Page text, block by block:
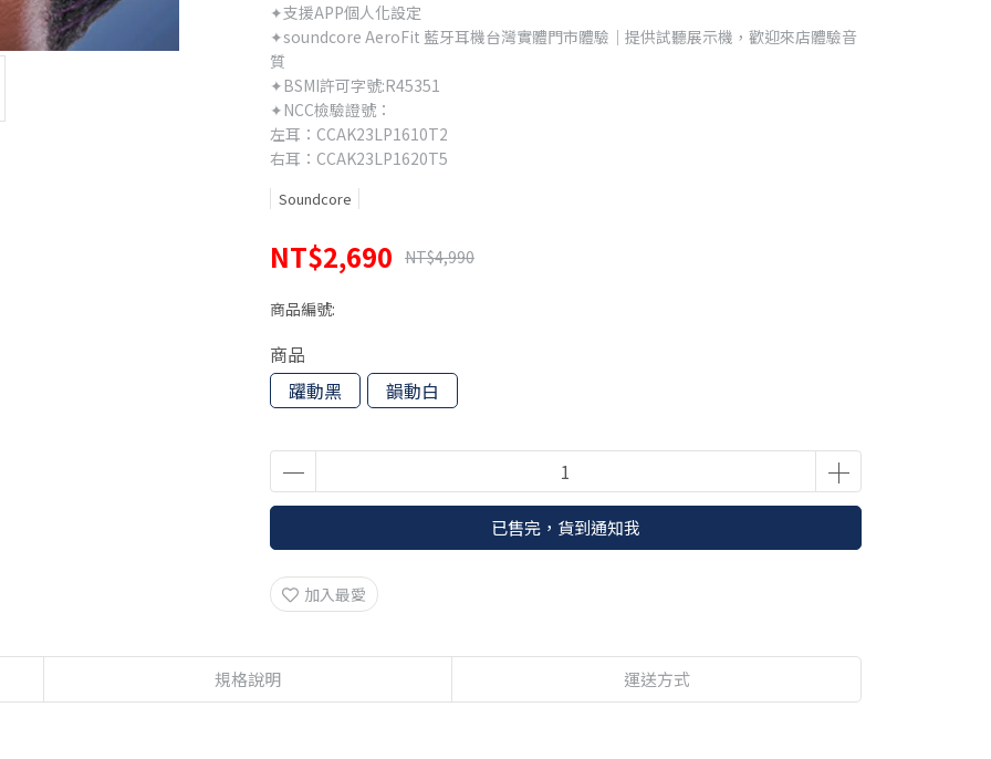
✦支援APP個人化設定
✦soundcore AeroFit 藍牙耳機台灣實體門市體驗｜提供試聽展示機，歡迎來店體驗音
質
✦BSMI許可字號:R45351
✦NCC檢驗證號：
左耳：CCAK23LP1610T2
右耳：CCAK23LP1620T5
Soundcore
NT$2,690 NT$4,990
商品編號:
商品
躍動黑
韻動白
已售完，貨到通知我
加入最愛
規格說明 運送方式